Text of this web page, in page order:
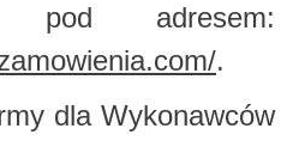
adresem:
.
dla Wykonawców